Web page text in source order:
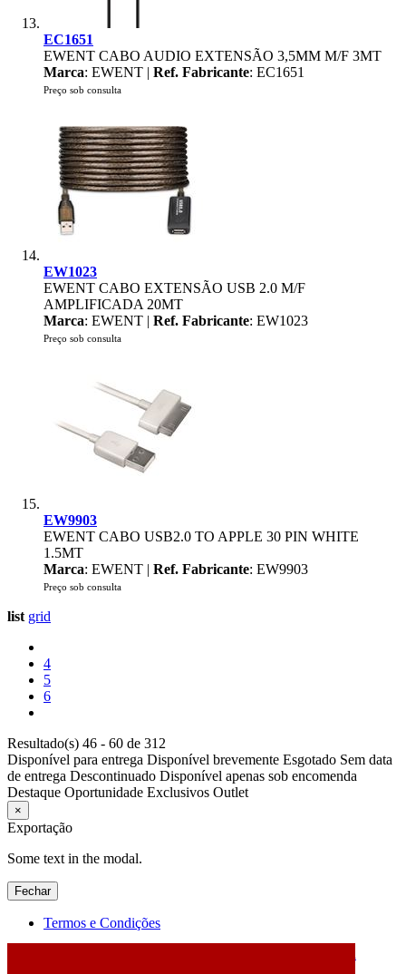
EC1651
EWENT CABO AUDIO EXTENSÃO 3,5MM M/F 3MT
Marca: EWENT | Ref. Fabricante: EC1651
Preço sob consulta
EW1023
EWENT CABO EXTENSÃO USB 2.0 M/F
AMPLIFICADA 20MT
Marca: EWENT | Ref. Fabricante: EW1023
Preço sob consulta
EW9903
EWENT CABO USB2.0 TO APPLE 30 PIN WHITE
1.5MT
Marca: EWENT | Ref. Fabricante: EW9903
Preço sob consulta
list grid
4
5
6
Resultado(s) 46 - 60 de 312
Disponível para entrega Disponível brevemente Esgotado Sem data
de entrega Descontinuado Disponível apenas sob encomenda
Destaque Oportunidade Exclusivos Outlet
×
Exportação
Some text in the modal.
Fechar
Termos e Condições